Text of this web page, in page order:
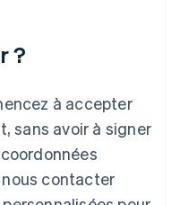
?
à accepter
sans avoir à signer
nous contacter